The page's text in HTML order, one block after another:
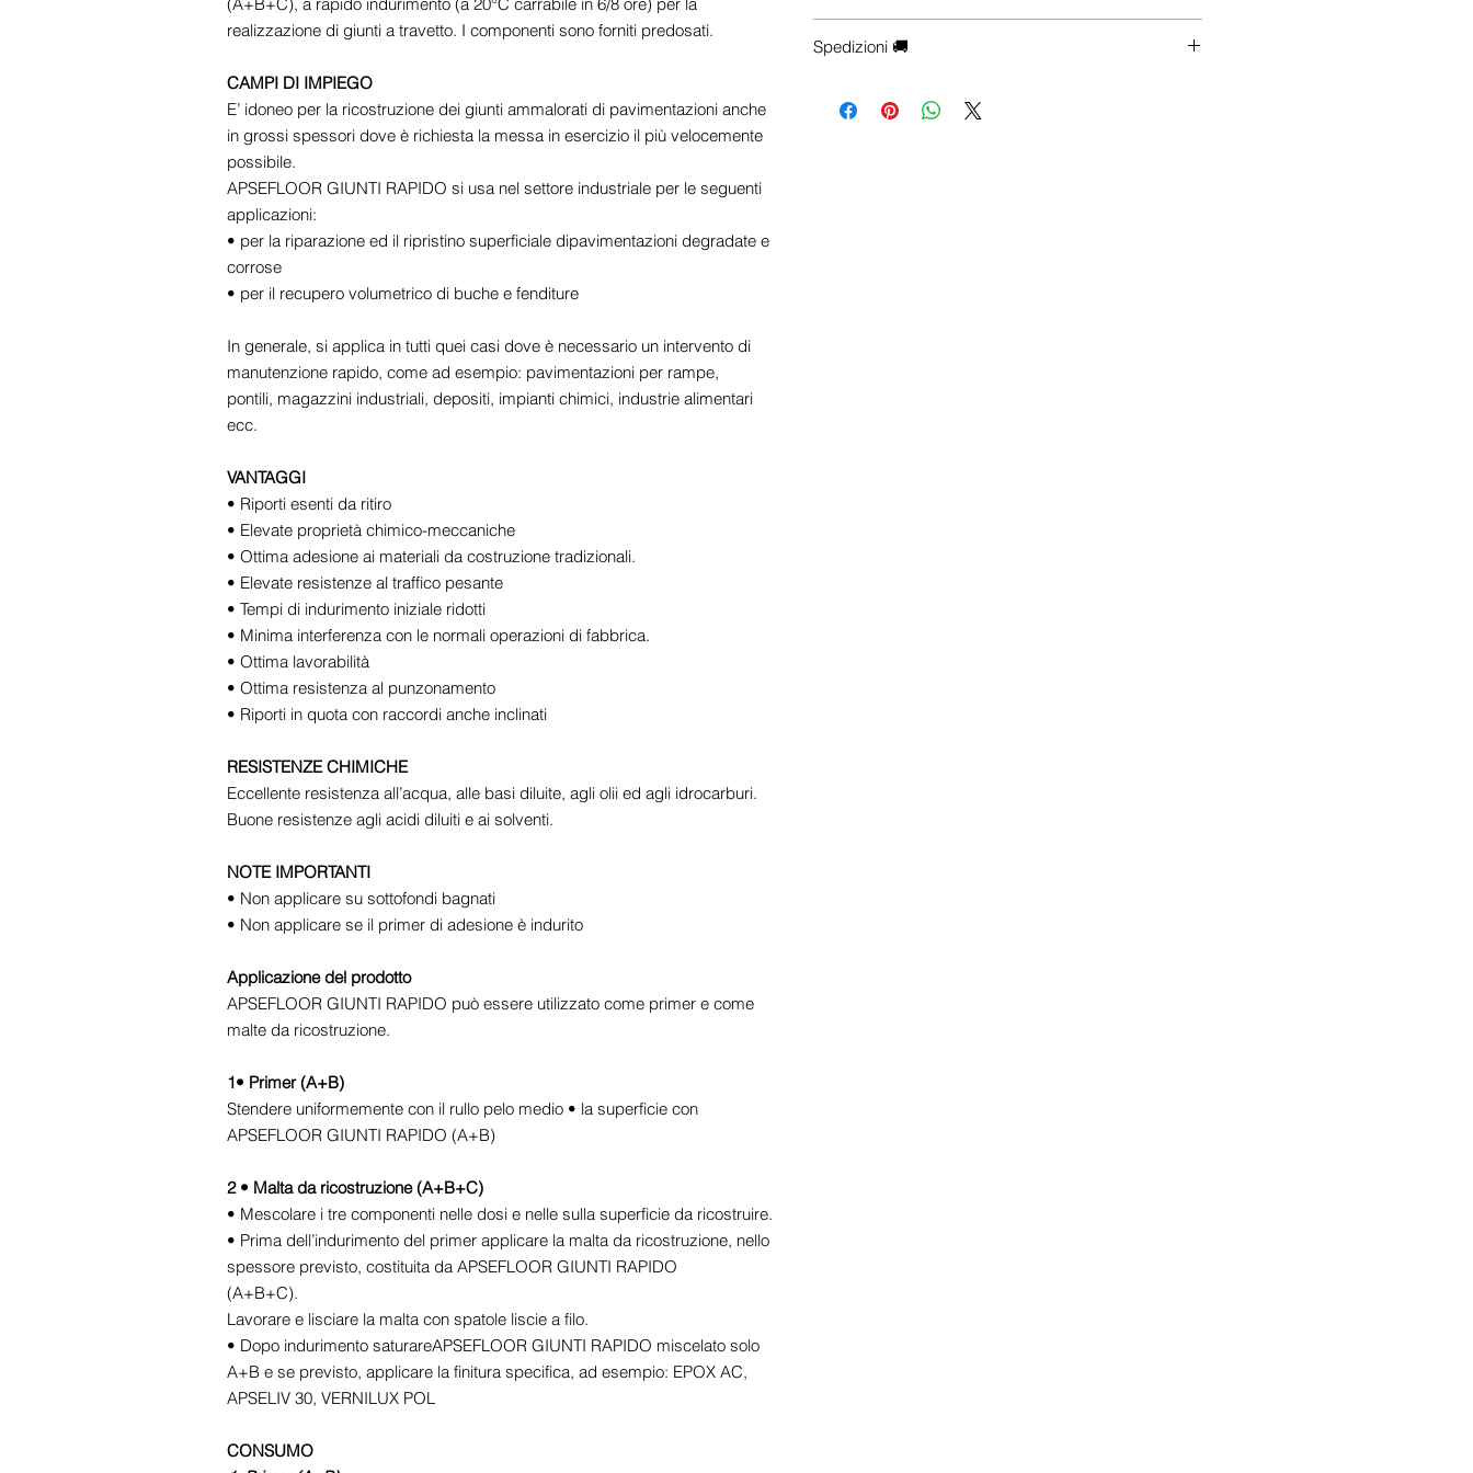
realizzazione di giunti a travetto. I componenti sono forniti predosati.
CAMPI DI IMPIEGO
E’ idoneo per la ricostruzione dei giunti ammalorati di pavimentazioni anche
in grossi spessori dove è richiesta la messa in esercizio il più velocemente
possibile.
APSEFLOOR GIUNTI RAPIDO si usa nel settore industriale per le seguenti
applicazioni:
• per la riparazione ed il ripristino superficiale dipavimentazioni degradate e
corrose
• per il recupero volumetrico di buche e fenditure
In generale, si applica in tutti quei casi dove è necessario un intervento di
manutenzione rapido, come ad esempio: pavimentazioni per rampe,
pontili, magazzini industriali, depositi, impianti chimici, industrie alimentari
ecc.
VANTAGGI
• Riporti esenti da ritiro
• Elevate proprietà chimico-meccaniche
• Ottima adesione ai materiali da costruzione tradizionali.
• Elevate resistenze al traffico pesante
• Tempi di indurimento iniziale ridotti
• Minima interferenza con le normali operazioni di fabbrica.
• Ottima lavorabilità
• Ottima resistenza al punzonamento
• Riporti in quota con raccordi anche inclinati
RESISTENZE CHIMICHE
Eccellente resistenza all’acqua, alle basi diluite, agli olii ed agli idrocarburi.
Buone resistenze agli acidi diluiti e ai solventi.
NOTE IMPORTANTI
• Non applicare su sottofondi bagnati
• Non applicare se il primer di adesione è indurito
Applicazione del prodotto
APSEFLOOR GIUNTI RAPIDO può essere utilizzato come primer e come
malte da ricostruzione.
1• Primer (A+B)
Stendere uniformemente con il rullo pelo medio • la superficie con
APSEFLOOR GIUNTI RAPIDO (A+B)
2 • Malta da ricostruzione (A+B+C)
• Mescolare i tre componenti nelle dosi e nelle sulla superficie da ricostruire.
• Prima dell’indurimento del primer applicare la malta da ricostruzione, nello
spessore previsto, costituita da APSEFLOOR GIUNTI RAPIDO
(A+B+C).
Lavorare e lisciare la malta con spatole liscie a filo.
• Dopo indurimento saturareAPSEFLOOR GIUNTI RAPIDO miscelato solo
A+B e se previsto, applicare la finitura specifica, ad esempio: EPOX AC,
APSELIV 30, VERNILUX POL
CONSUMO
e-commerce), Contattaci.
☎+39 0922 175 7218
configurazioni, trasporto ecc...). Scrivici.
Spedizioni 🚚
selezionata. Aggiungi il prodotto al carrello per